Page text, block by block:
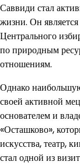
Саввиди стал
жизни. Он
Центрального
по природным
отношениям.
Однако
своей активной
основателем и
«Осташково»,
искусства, театр,
стал одной из